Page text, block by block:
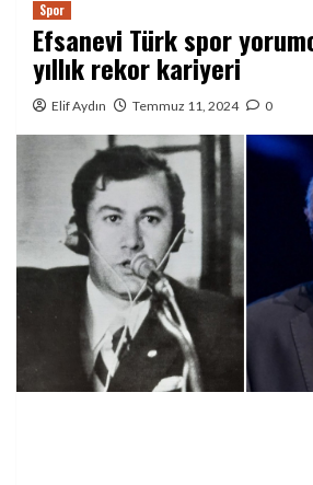
Spor
Efsanevi Türk spor
yıllık rekor kariyeri
Elif Aydın Temmuz 11, 2024 0